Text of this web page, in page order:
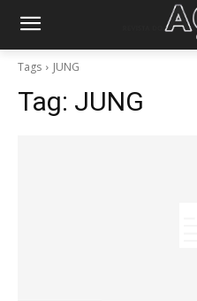
Tags JUNG
Tag: JUNG